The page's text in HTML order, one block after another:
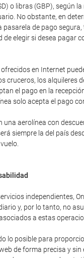
o libras (GBP), según
No obstante, en
de pago segura,
de elegir si desea pagar
en Internet
cruceros, los alquileres
el pago en la
solo acepta el pago
una aerolínea con
siempre la del país
independientes,
y, por lo tanto, no
a estas
lo posible para
de forma precisa y